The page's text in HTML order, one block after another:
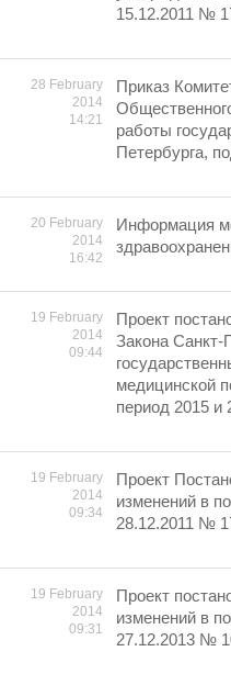
15.12.2011 №
28 February
2014
14:21
Приказ
работы
Петербурга,
20 February
2014
16:42
Информация
19 February
2014
09:44
Проект
Закона Санкт-
медицинской
период 2015 и
19 February
2014
09:34
Проект
изменений в
28.12.2011 №
19 February
2014
09:31
Проект
изменений в
27.12.2013 №